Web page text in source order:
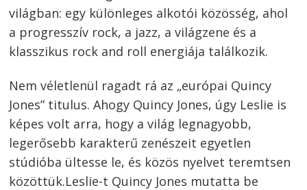
világban: egy különleges alkotói közösség, ahol
a progresszív rock, a jazz, a világzene és a
klasszikus rock and roll energiája találkozik.
Nem véletlenül ragadt rá az „európai Quincy
Jones” titulus. Ahogy Quincy Jones, úgy Leslie is
képes volt arra, hogy a világ legnagyobb,
legerősebb karakterű zenészeit egyetlen
stúdióba ültesse le, és közös nyelvet teremtsen
közöttük.Leslie-t Quincy Jones mutatta be